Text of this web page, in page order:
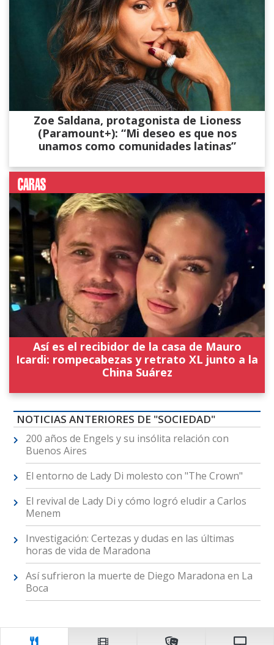
Zoe Saldana, protagonista de Lioness
(Paramount+): “Mi deseo es que nos
unamos como comunidades latinas”
Así es el recibidor de la casa de Mauro
Icardi: rompecabezas y retrato XL junto a la
China Suárez
NOTICIAS ANTERIORES DE "SOCIEDAD"
200 años de Engels y su insólita relación con
Buenos Aires
El entorno de Lady Di molesto con "The Crown"
El revival de Lady Di y cómo logró eludir a Carlos
Menem
Investigación: Certezas y dudas en las últimas
horas de vida de Maradona
Así sufrieron la muerte de Diego Maradona en La
Boca